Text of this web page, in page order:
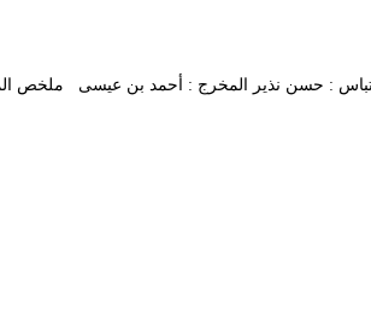
الإقتباس : حسن نذير المخرج : أحمد بن عيسى